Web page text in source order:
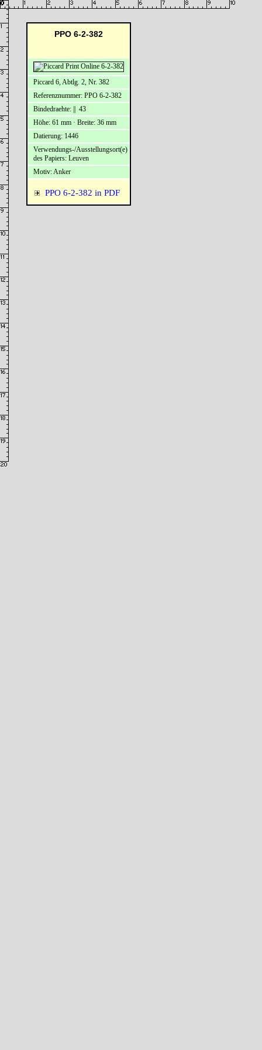
PPO 6-2-382
PPO 6-2-382 in PDF
Piccard 6, Abtlg. 2, Nr. 382
Referenznummer: PPO 6-2-382
Bindedraehte: || 43
Höhe: 61 mm · Breite: 36 mm
Datierung: 1446
Verwendungs-/Ausstellungsort(e)
des Papiers: Leuven
Motiv: Anker